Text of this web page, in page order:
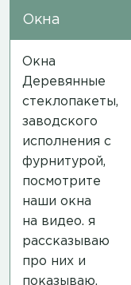
Окна
Окна
Деревянные
стеклопакеты,
заводского
исполнения с
фурнитурой,
посмотрите
наши окна
на видео. я
рассказываю
про них и
показываю.